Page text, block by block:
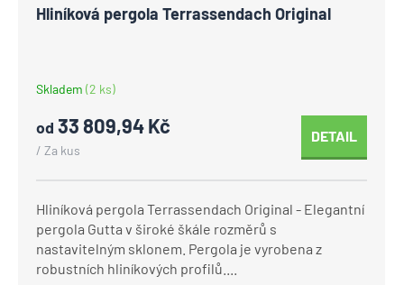
Hliníková pergola Terrassendach Original
Skladem (2 ks)
od 33 809,94 Kč
/ Za kus
DETAIL
Hliníková pergola Terrassendach Original - Elegantní
pergola Gutta v široké škále rozměrů s
nastavitelným sklonem. Pergola je vyrobena z
robustních hliníkových profilů....